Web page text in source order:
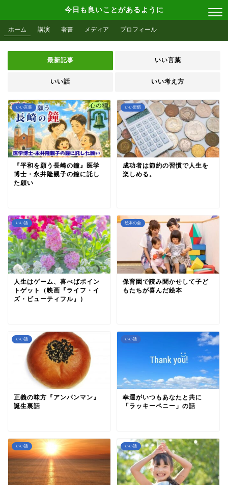
今日も良いことがあるように
ホーム 講演 著書 メディア プロフィール
最新記事 いい言葉
いい話 いい考え方
いい言葉
『平和を願う長崎の鐘』医学
博士・永井隆親子の鐘に託し
た願い
いい習慣
成功者は節約の習慣で人生を
楽しめる。
いい話
人生はゲーム、喜べばポイン
トゲット（映画『ライフ・イ
ズ・ビューティフル』）
絵本の会
保育園で読み聞かせして子ど
もたちが喜んだ絵本
いい話
正義の味方『アンパンマン』
誕生裏話
いい話
幸運がいつもあなたと共に
「ラッキーペニー」の話
いい話 いい話